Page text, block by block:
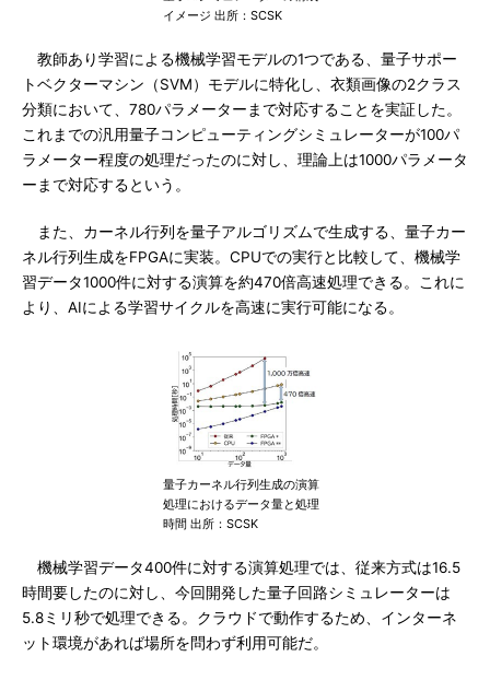
イメージ 出所：SCSK
教師あり学習による機械学習モデルの1つである、量子サポー
トベクターマシン（SVM）モデルに特化し、衣類画像の2クラス
分類において、780パラメーターまで対応することを実証した。
これまでの汎用量子コンピューティングシミュレーターが100パ
ラメーター程度の処理だったのに対し、理論上は1000パラメータ
ーまで対応するという。
また、カーネル行列を量子アルゴリズムで生成する、量子カー
ネル行列生成をFPGAに実装。CPUでの実行と比較して、機械学
習データ1000件に対する演算を約470倍高速処理できる。これに
より、AIによる学習サイクルを高速に実行可能になる。
量子カーネル行列生成の演算
処理におけるデータ量と処理
時間 出所：SCSK
機械学習データ400件に対する演算処理では、従来方式は16.5
時間要したのに対し、今回開発した量子回路シミュレーターは
5.8ミリ秒で処理できる。クラウドで動作するため、インターネ
ット環境があれば場所を問わず利用可能だ。